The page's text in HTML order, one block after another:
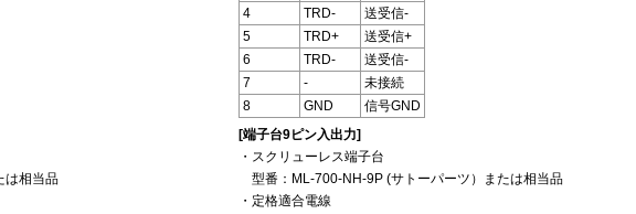
相当品
4
TRD-
送受信-
5
TRD+
送受信+
6
TRD-
送受信-
7
-
未接続
8
GND
信号GND
[端子台9ピン入出力]
・スクリューレス端子台
型番：ML-700-NH-9P (サトーパーツ）または相当品
・定格適合電線